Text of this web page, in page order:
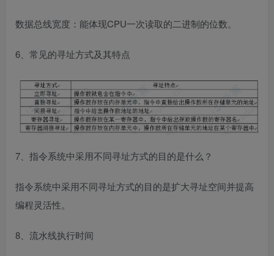
数据总线宽度：能体现CPU一次读取的二进制的位数。
6、常见的寻址方式及其特点
7、指令系统中采用不同寻址方式的目的是什么？
指令系统中采用不同寻址方式的目的是扩大寻址空间并提高
编程灵活性。
8、流水线执行时间